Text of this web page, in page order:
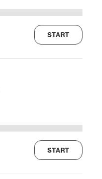
START
START